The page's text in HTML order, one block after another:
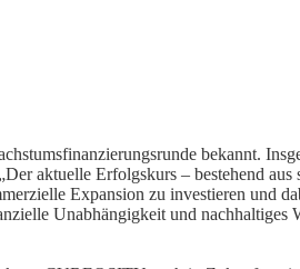
bekannt.
aktuelle Erfolgskurs – bestehend
Expansion zu investieren und
Unabhängigkeit und nachhaltiges